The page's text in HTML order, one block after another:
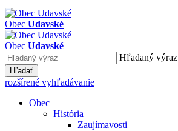
Obec Udavské
Obec Udavské
Hľadaný výraz
Hľadať
rozšírené vyhľadávanie
Obec
História
Zaujímavosti